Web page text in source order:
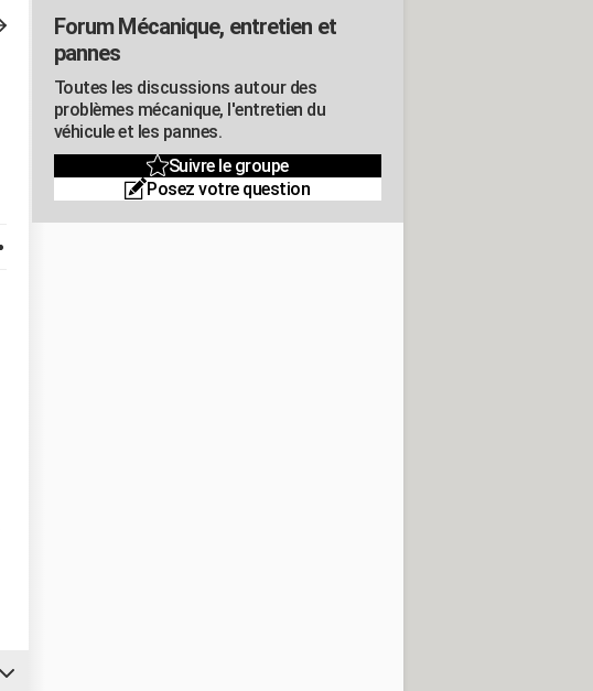
Forum Mécanique, entretien et
pannes
Toutes les discussions autour des
problèmes mécanique, l'entretien du
véhicule et les pannes.
Suivre le groupe
Posez votre question